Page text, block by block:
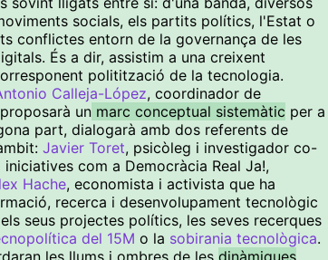
socials, els partits polítics, l'Estat o
conflictes entorn de la governança de les
És a dir, assistim a una creixent
politització de la tecnologia.
Calleja-López, coordinador de
un marc conceptual sistemàtic per a
part, dialogarà amb dos referents de
Javier Toret, psicòleg i investigador co-
com a Democràcia Real Ja!,
Hache, economista i activista que ha
recerca i desenvolupament tecnològic
seus projectes polítics, les seves recerques
del 15M o la sobirania tecnològica.
les llums i ombres de les dinàmiques